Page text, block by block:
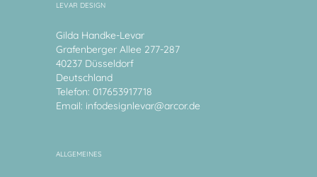
LEVAR DESIGN
Gilda Handke-Levar
Grafenberger Allee 277-287
40237 Düsseldorf
Deutschland
Telefon: 017653917718
Email: infodesignlevar@arcor.de
ALLGEMEINES